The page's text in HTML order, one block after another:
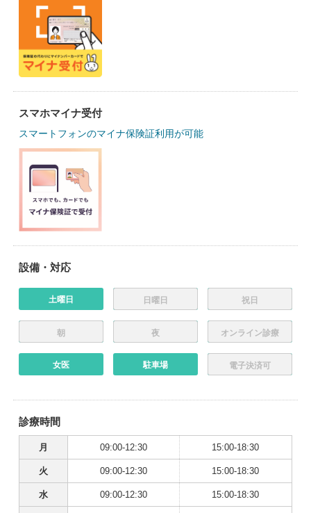
スマホマイナ受付
スマートフォンのマイナ保険証利用が可能
設備・対応
土曜日 日曜日 祝日
朝 夜 オンライン診療
女医 駐車場 電子決済可
診療時間
月 09:00-12:30 15:00-18:30
火 09:00-12:30 15:00-18:30
水 09:00-12:30 15:00-18:30